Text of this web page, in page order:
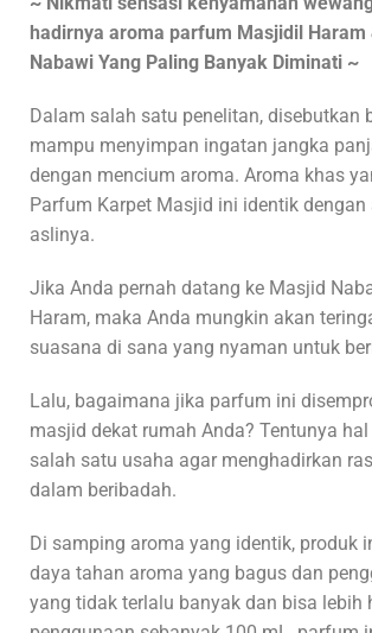
hadirnya aroma parfum Masjidil Haram
Nabawi Yang Paling Banyak Diminati ~
Dalam salah satu penelitan, disebutkan
mampu menyimpan ingatan jangka
dengan mencium aroma. Aroma khas
Parfum Karpet Masjid ini identik
aslinya.
Jika Anda pernah datang ke Masjid
Haram, maka Anda mungkin akan
suasana di sana yang nyaman untuk
Lalu, bagaimana jika parfum ini
masjid dekat rumah Anda? Tentunya
salah satu usaha agar menghadirkan
dalam beribadah.
Di samping aroma yang identik, produk
daya tahan aroma yang bagus dan
yang tidak terlalu banyak dan bisa lebih